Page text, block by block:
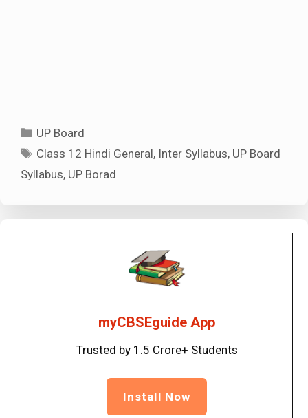
Categories
UP Board
Tags
Class 12 Hindi General, Inter Syllabus, UP Board
Syllabus, UP Borad
myCBSEguide App
Trusted by 1.5 Crore+ Students
Install Now